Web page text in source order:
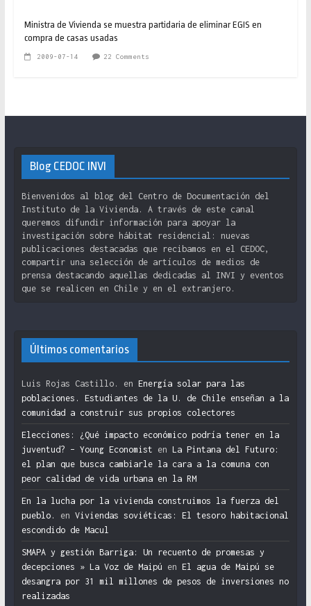
Ministra de Vivienda se muestra partidaria de eliminar EGIS en
compra de casas usadas
2009-07-14 22 Comments
Blog CEDOC INVI
Bienvenidos al blog del Centro de Documentación del
Instituto de la Vivienda. A través de este canal
queremos difundir información para apoyar la
investigación sobre hábitat residencial: nuevas
publicaciones destacadas que recibamos en el CEDOC,
compartir una selección de artículos de medios de
prensa destacando aquellas dedicadas al INVI y eventos
que se realicen en Chile y en el extranjero.
Últimos comentarios
Luis Rojas Castillo. en Energía solar para las
poblaciones. Estudiantes de la U. de Chile enseñan a la
comunidad a construir sus propios colectores
Elecciones: ¿Qué impacto económico podría tener en la
juventud? – Young Economist en La Pintana del Futuro:
el plan que busca cambiarle la cara a la comuna con
peor calidad de vida urbana en la RM
En la lucha por la vivienda construimos la fuerza del
pueblo.
en Viviendas soviéticas: El tesoro habitacional
escondido de Macul
SMAPA y gestión Barriga: Un recuento de promesas y
decepciones » La Voz de Maipú en El agua de Maipú se
desangra por 31 mil millones de pesos de inversiones no
realizadas